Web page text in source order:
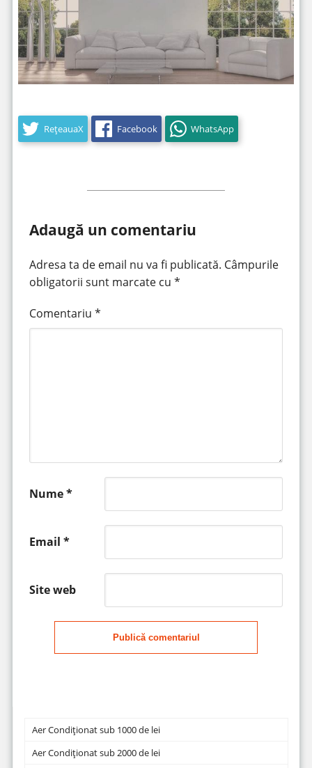
RețeauaX Facebook WhatsApp
Adaugă un comentariu
Adresa ta de email nu va fi publicată. Câmpurile
obligatorii sunt marcate cu *
Comentariu *
Nume*
Email *
Site web
Publică comentariul
Aer Condiționat sub 1000 de lei
Aer Condiționat sub 2000 de lei